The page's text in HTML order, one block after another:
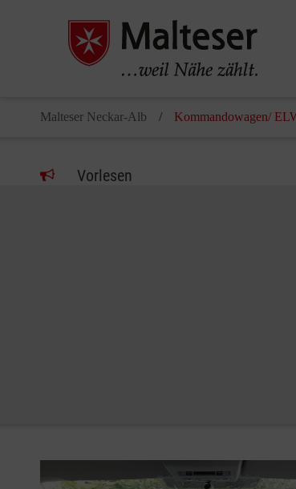
Malteser Neckar-Alb Kommandowagen/
Vorlesen